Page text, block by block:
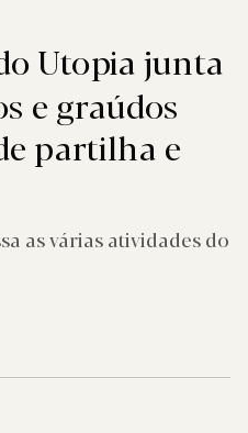
Utopia junta
e graúdos
partilha e
as várias atividades do